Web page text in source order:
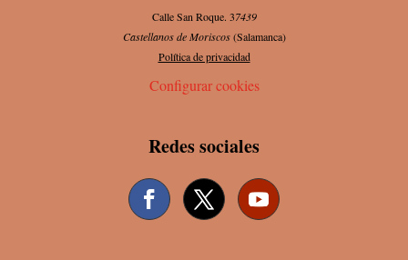
Calle San Roque. 37439
Castellanos de Moriscos(Salamanca)
Política de privacidad
Configurar cookies
Redes sociales